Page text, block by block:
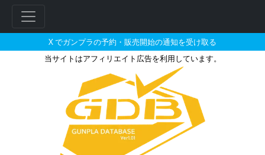
X でガンプラの予約・販売開始の通知を受け取る
当サイトはアフィリエイト広告を利用しています。
ガンダムアストレイレッドフレ